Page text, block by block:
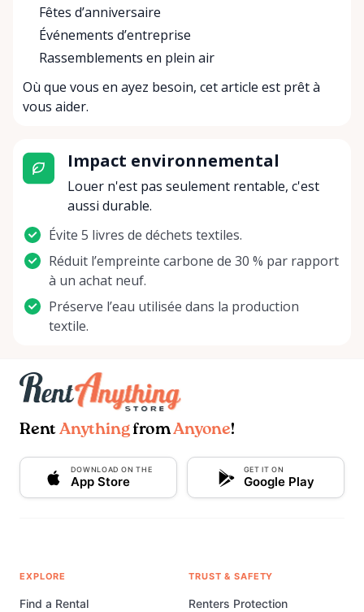
Fêtes d’anniversaire
Événements d’entreprise
Rassemblements en plein air
Où que vous en ayez besoin, cet article est prêt à
vous aider.
Impact environnemental
Louer n'est pas seulement rentable, c'est
aussi durable.
Évite 5 livres de déchets textiles.
Réduit l’empreinte carbone de 30 % par rapport
à un achat neuf.
Préserve l’eau utilisée dans la production
textile.
Rent AnythingfromAnyone!
DOWNLOAD ON THE
App Store
GET IT ON
Google Play
EXPLORE
Find a Rental
TRUST & SAFETY
Renters Protection